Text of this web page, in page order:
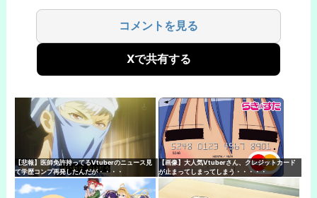
コメントを見る
Xで共有する
【悲報】医師免許持ってるVtuberのニュース見
て学歴コンプ再発したんだが・・・・
【画像】大人気Vtuberさん、クレジットカード
が止まってしまってしまう・・・・・